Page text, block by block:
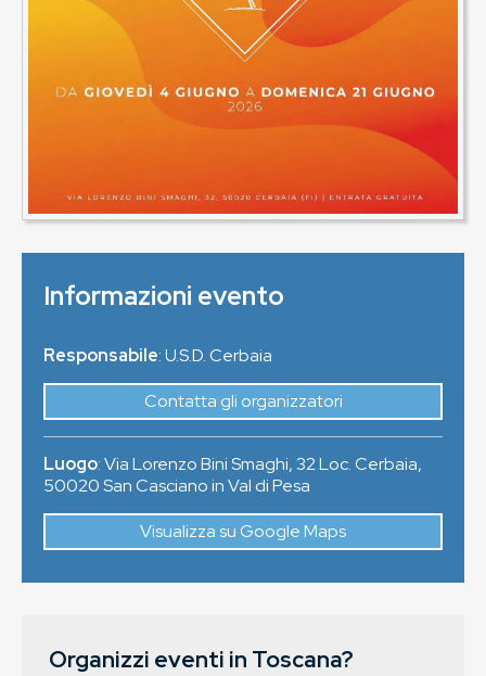
Informazioni evento
Responsabile: U.S.D. Cerbaia
Contatta gli organizzatori
Luogo:Via Lorenzo Bini Smaghi, 32 Loc. Cerbaia,
50020San Casciano in Val di Pesa
Visualizza su Google Maps
Organizzi eventi in Toscana?